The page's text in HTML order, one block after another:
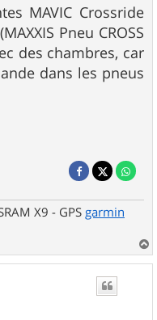
MAVIC Crossride
Pneu CROSS
des chambres, car
dans les pneus
X9 - GPS garmin
a
u